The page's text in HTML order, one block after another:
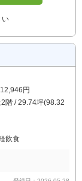
い
円
階 / 29.74坪(98.32
飲食